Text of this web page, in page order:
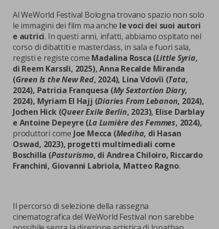
Al WeWorld Festival Bologna trovano spazio non solo
le immagini dei film ma anche le voci dei suoi autori
e autrici. In questi anni, infatti, abbiamo ospitato nel
corso di dibattiti e masterclass, in sala e fuori sala,
registi e registe come Madalina Rosca (Little Syria,
di Reem Karssli, 2025), Anna Recalde Miranda
(Green Is the New Red, 2024), Lina Vdovîi (Tata,
2024), Patricia Franquesa (My Sextortion Diary,
2024), Myriam El Hajj (Diaries From Lebanon, 2024),
Jochen Hick (Queer Exile Berlin, 2023), Elise Darblay
e Antoine Depeyre (La Lumière des Femmes, 2024),
produttori come Joe Mecca (Mediha, di Hasan
Oswad, 2023), progetti multimediali come
Boschilla (Pasturismo, di Andrea Chiloiro, Riccardo
Franchini, Giovanni Labriola, Matteo Ragno.
Il percorso di selezione della rassegna
cinematografica del WeWorld Festival non sarebbe